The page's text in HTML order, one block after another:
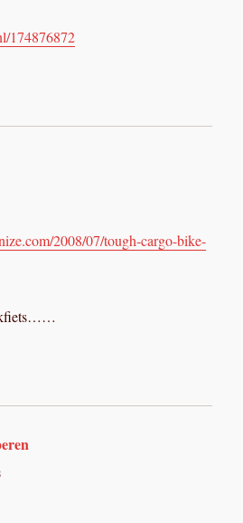
174876872
2008/07/tough-cargo-bike-